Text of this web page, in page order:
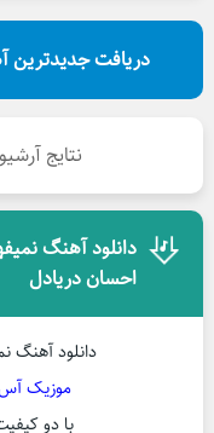
دریافت جدیدترین
نتایج
دانلود آهنگ
احسان دریادل
دانلود آهنگ
موزیک
با دو کیفیت ۳۲۰ و ۱۲۸ و بهترین